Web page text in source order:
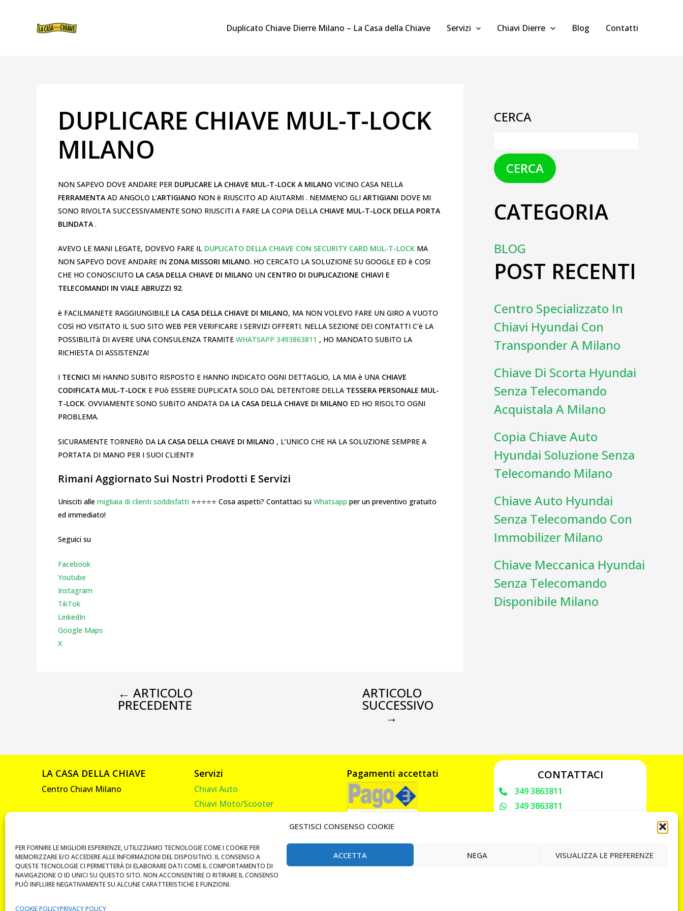
GESTISCI CONSENSO COOKIE
PER FORNIRE LE MIGLIORI ESPERIENZE, UTILIZZIAMO TECNOLOGIE COME I COOKIE PER
MEMORIZZARE E/O ACCEDERE ALLE INFORMAZIONI DEL DISPOSITIVO. IL CONSENSO A
QUESTE TECNOLOGIE CI PERMETTERÀ DI ELABORARE DATI COME IL COMPORTAMENTO DI
NAVIGAZIONE O ID UNICI SU QUESTO SITO. NON ACCONSENTIRE O RITIRARE IL CONSENSO
PUÒ INFLUIRE NEGATIVAMENTE SU ALCUNE CARATTERISTICHE E FUNZIONI.
ACCETTA NEGA VISUALIZZA LE PREFERENZE
COOKIE POLICYPRIVACY POLICY
CONTENUTO
Duplicato Chiave Dierre Milano – La Casa della Chiave Servizi Chiavi Dierre Blog Contatti
DUPLICARE CHIAVE MUL-T-LOCK
MILANO
NON SAPEVO DOVE ANDARE PER DUPLICARE LA CHIAVE MUL-T-LOCK A MILANO VICINO CASA NELLA
FERRAMENTA AD ANGOLO L’ARTIGIANO NON è RIUSCITO AD AIUTARMI . NEMMENO GLI ARTIGIANI DOVE MI
SONO RIVOLTA SUCCESSIVAMENTE SONO RIUSCITI A FARE LA COPIA DELLA CHIAVE MUL-T-LOCK DELLA PORTA
BLINDATA .
AVEVO LE MANI LEGATE, DOVEVO FARE IL DUPLICATO DELLA CHIAVE CON SECURITY CARD MUL-T-LOCK MA
NON SAPEVO DOVE ANDARE IN ZONA MISSORI MILANO. HO CERCATO LA SOLUZIONE SU GOOGLE ED è COSì
CHE HO CONOSCIUTO LA CASA DELLA CHIAVE DI MILANO UN CENTRO DI DUPLICAZIONE CHIAVI E
TELECOMANDI IN VIALE ABRUZZI 92.
è FACILMANETE RAGGIUNGIBILE LA CASA DELLA CHIAVE DI MILANO, MA NON VOLEVO FARE UN GIRO A VUOTO
COSì HO VISITATO IL SUO SITO WEB PER VERIFICARE I SERVIZI OFFERTI. NELLA SEZIONE DEI CONTATTI C’è LA
POSSIBILITà DI AVERE UNA CONSULENZA TRAMITE WHATSAPP 3493863811 , HO MANDATO SUBITO LA
RICHIESTA DI ASSISTENZA!
I TECNICI MI HANNO SUBITO RISPOSTO E HANNO INDICATO OGNI DETTAGLIO, LA MIA è UNA CHIAVE
CODIFICATA MUL-T-LOCK E PUò ESSERE DUPLICATA SOLO DAL DETENTORE DELLA TESSERA PERSONALE MUL-
T-LOCK. OVVIAMENTE SONO SUBITO ANDATA DA LA CASA DELLA CHIAVE DI MILANO ED HO RISOLTO OGNI
PROBLEMA.
SICURAMENTE TORNERò DA LA CASA DELLA CHIAVE DI MILANO , L’UNICO CHE HA LA SOLUZIONE SEMPRE A
PORTATA DI MANO PER I SUOI CLIENTI!
Rimani Aggiornato Sui Nostri Prodotti E Servizi
Unisciti alle migliaia di clienti soddisfatti ⭐⭐⭐⭐⭐ Cosa aspetti? Contattaci su Whatsapp per un preventivo gratuito
ed immediato!
Seguici su
Facebook
Youtube
Instagram
TikTok
LinkedIn
Google Maps
X
← ARTICOLO
PRECEDENTE
ARTICOLO
SUCCESSIVO
→
CERCA
CERCA
CATEGORIA
BLOG
POST RECENTI
Centro Specializzato In
Chiavi Hyundai Con
Transponder A Milano
Chiave Di Scorta Hyundai
Senza Telecomando
Acquistala A Milano
Copia Chiave Auto
Hyundai Soluzione Senza
Telecomando Milano
Chiave Auto Hyundai
Senza Telecomando Con
Immobilizer Milano
Chiave Meccanica Hyundai
Senza Telecomando
Disponibile Milano
LA CASA DELLA CHIAVE
Centro Chiavi Milano
P. IVA 10585330961
Servizi
Chiavi Auto
Chiavi Moto/Scooter
Telecomandi Cancello
Vendita Lucchetti e Catene
Duplicati Tag RFID Badge
Pagamenti accettati CONTATTACI
349 3863811
349 3863811